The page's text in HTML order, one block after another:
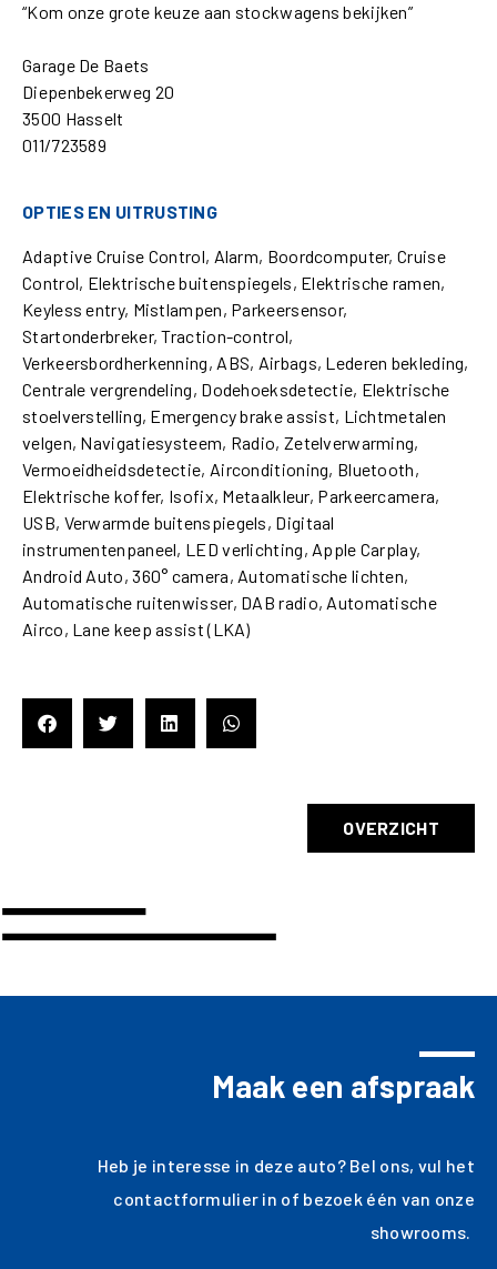
“Kom onze grote keuze aan stockwagens bekijken”
Garage De Baets
Diepenbekerweg 20
3500 Hasselt
011/723589
OPTIES EN UITRUSTING
Adaptive Cruise Control, Alarm, Boordcomputer, Cruise
Control, Elektrische buitenspiegels, Elektrische ramen,
Keyless entry, Mistlampen, Parkeersensor,
Startonderbreker, Traction-control,
Verkeersbordherkenning, ABS, Airbags, Lederen bekleding,
Centrale vergrendeling, Dodehoeksdetectie, Elektrische
stoelverstelling, Emergency brake assist, Lichtmetalen
velgen, Navigatiesysteem, Radio, Zetelverwarming,
Vermoeidheidsdetectie, Airconditioning, Bluetooth,
Elektrische koffer, Isofix, Metaalkleur, Parkeercamera,
USB, Verwarmde buitenspiegels, Digitaal
instrumentenpaneel, LED verlichting, Apple Carplay,
Android Auto, 360° camera, Automatische lichten,
Automatische ruitenwisser, DAB radio, Automatische
Airco, Lane keep assist (LKA)
OVERZICHT
Maak een afspraak
Heb je interesse in deze auto? Bel ons, vul het
contactformulier in of bezoek één van onze
showrooms.